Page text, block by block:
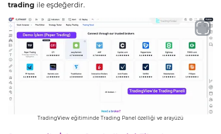
trading ile eşdeğerdir.
TradingView eğitiminde Trading Panel özelliği ve arayüzü